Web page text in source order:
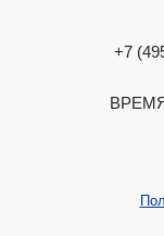
+7
ВРЕМЯ